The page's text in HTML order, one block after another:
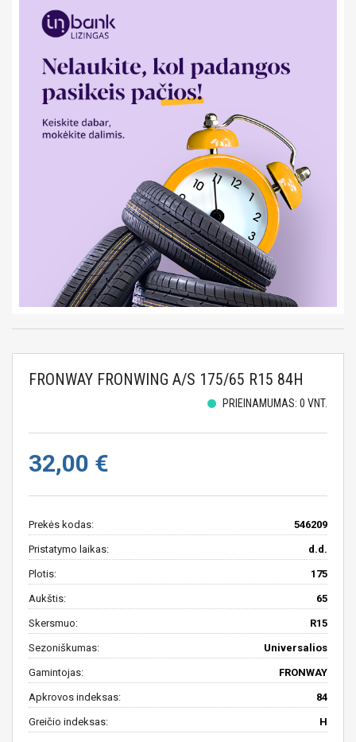
FRONWAY FRONWING A/S 175/65 R15 84H
PRIEINAMUMAS: 0 VNT.
32,00 €
Prekės kodas: 546209
Pristatymo laikas: d.d.
Plotis: 175
Aukštis: 65
Skersmuo: R15
Sezoniškumas: Universalios
Gamintojas: FRONWAY
Apkrovos indeksas: 84
Greičio indeksas: H